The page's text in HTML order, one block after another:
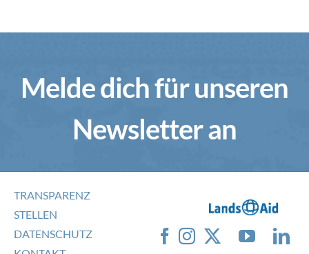
Melde dich für unseren
Newsletter an
TRANSPARENZ
STELLEN
DATENSCHUTZ